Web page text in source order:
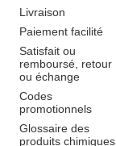
Livraison
Paiement facilité
Satisfait ou
remboursé, retour
ou échange
Codes
promotionnels
Glossaire des
produits chimiques